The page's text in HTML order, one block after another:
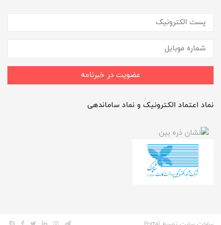
عضویت در خبرنامه
نماد اعتماد الکترونیک و نماد ساماندهی